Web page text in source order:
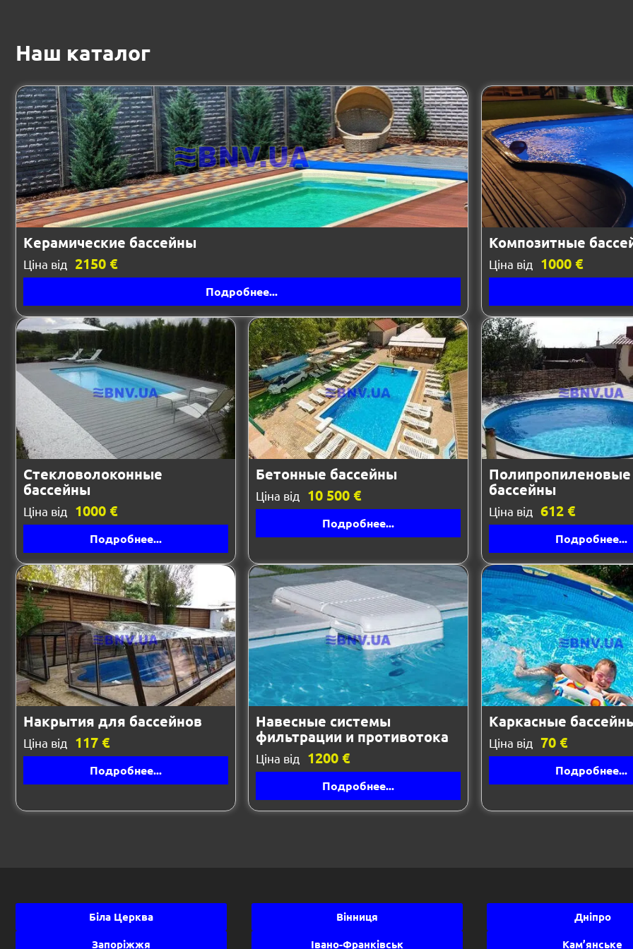
Наш каталог
Керамические бассейны
Ціна від 2150 €
Подробнее...
Композитные
Ціна від 1000 €
Стекловолоконные
бассейны
Ціна від 1000 €
Подробнее...
Бетонные бассейны
Ціна від 10 500 €
Подробнее...
Полипропиленовые
бассейны
Ціна від 612 €
Подробнее...
Накрытия для бассейнов
Ціна від 117 €
Подробнее...
Навесные системы
фильтрации и противотока
Ціна від 1200 €
Подробнее...
Каркасные
Ціна від 70 €
Подробнее...
Біла Церква Вінниця
Дніпро
Запоріжжя
Івано-Франківськ Кам’янське